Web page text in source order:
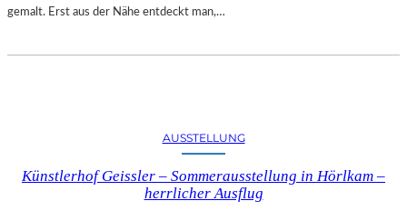
gemalt. Erst aus der Nähe entdeckt man,…
AUSSTELLUNG
Künstlerhof Geissler – Sommerausstellung in Hörlkam –
herrlicher Ausflug